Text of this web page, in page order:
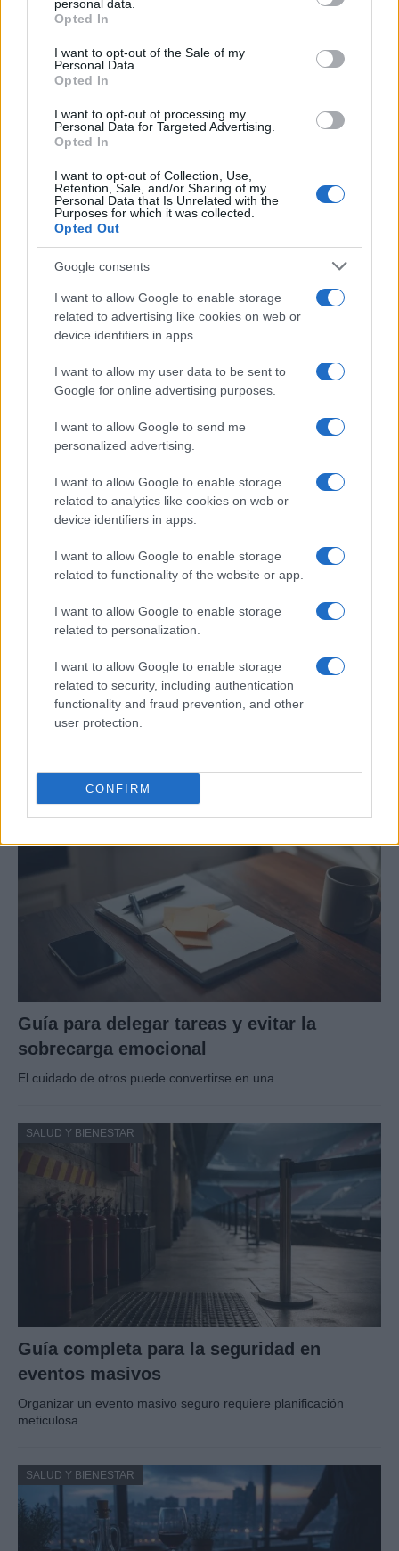
grant or deny consent to Google and its third-party tags to
use your data for below specified purposes in below Google
consent section.
personal data.
Opted In
I want to opt-out of the Sale of my
Personal Data.
Opted In
I want to opt-out of processing my
Personal Data for Targeted Advertising.
Opted In
I want to opt-out of Collection, Use,
Retention, Sale, and/or Sharing of my
Personal Data that Is Unrelated with the
Purposes for which it was collected.
Opted Out
Google consents
I want to allow Google to enable storage
related to advertising like cookies on web or
device identifiers in apps.
I want to allow my user data to be sent to
Google for online advertising purposes.
I want to allow Google to send me
personalized advertising.
I want to allow Google to enable storage
related to analytics like cookies on web or
device identifiers in apps.
I want to allow Google to enable storage
related to functionality of the website or app.
I want to allow Google to enable storage
related to personalization.
I want to allow Google to enable storage
related to security, including authentication
functionality and fraud prevention, and other
user protection.
CONFIRM
Cómo protegerse del golpe de calor con
hábitos y señales esenciales
Guía completa para preparar tu vivienda
ante incendios forestales
Conoce las medidas esenciales para proteger tu hogar…
SALUD Y BIENESTAR
Cómo reconocer, prevenir y actuar ante
los golpes de calor
SALUD Y BIENESTAR
Guía para delegar tareas y evitar la
sobrecarga emocional
El cuidado de otros puede convertirse en una…
SALUD Y BIENESTAR
Guía completa para la seguridad en
eventos masivos
Organizar un evento masivo seguro requiere planificación
meticulosa.…
SALUD Y BIENESTAR